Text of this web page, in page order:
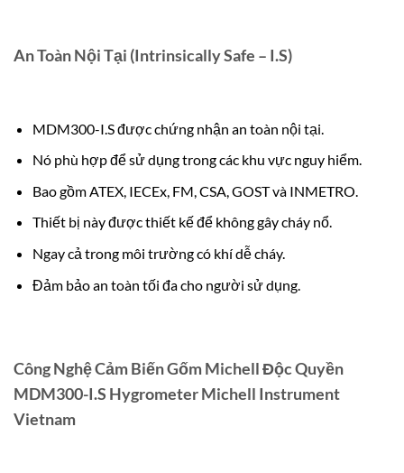
An Toàn Nội Tại (Intrinsically Safe – I.S)
MDM300-I.S được chứng nhận an toàn nội tại.
Nó phù hợp để sử dụng trong các khu vực nguy hiểm.
Bao gồm ATEX, IECEx, FM, CSA, GOST và INMETRO.
Thiết bị này được thiết kế để không gây cháy nổ.
Ngay cả trong môi trường có khí dễ cháy.
Đảm bảo an toàn tối đa cho người sử dụng.
Công Nghệ Cảm Biến Gốm Michell Độc Quyền
MDM300-I.S Hygrometer Michell Instrument
Vietnam